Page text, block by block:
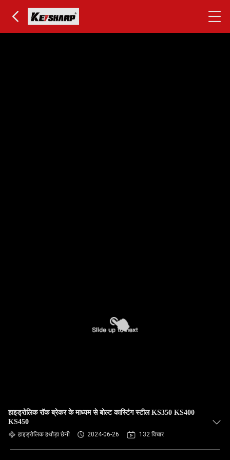
हाइड्रोलिक रॉक ब्रेकर के माध्यम से बोल्ट कास्टिंग स्टील KS350 KS400
KS450
हाइड्रोलिक हथौड़ा छेनी 2024-06-26 132 विचार